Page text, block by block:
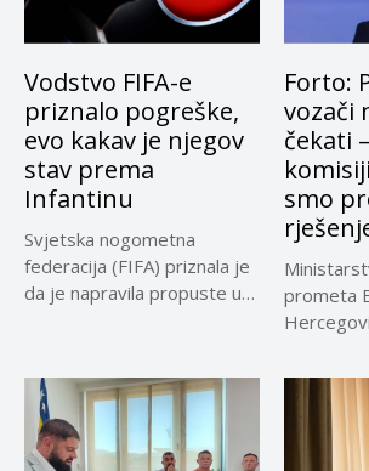
Vodstvo FIFA-e
priznalo pogreške,
evo kakav je njegov
stav prema
Infantinu
Svjetska nogometna
federacija (FIFA) priznala je
da je napravila propuste u
Forto:
vozači
čekati
smo
prometa